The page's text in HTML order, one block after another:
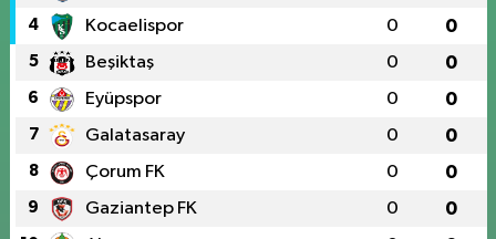
4 Kocaelispor 0 0
5 Beşiktaş 0 0
6 Eyüpspor 0 0
7 Galatasaray 0 0
8 Çorum FK 0 0
9 Gaziantep FK 0 0